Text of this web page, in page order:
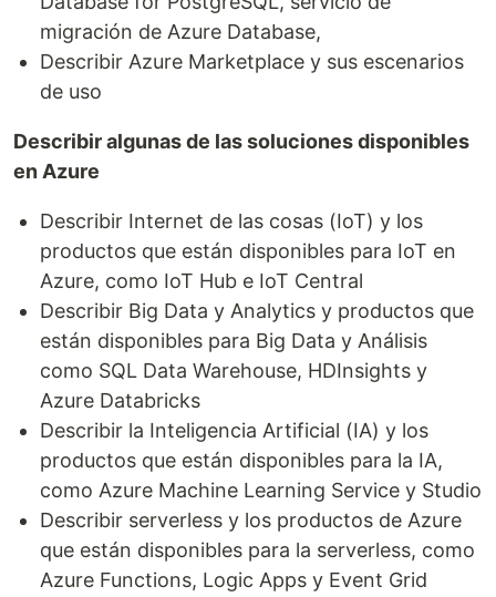
migración de Azure Database,
Describir Azure Marketplace y sus escenarios
de uso
Describir algunas de las soluciones disponibles
en Azure
Describir Internet de las cosas (IoT) y los
productos que están disponibles para IoT en
Azure, como IoT Hub e IoT Central
Describir Big Data y Analytics y productos que
están disponibles para Big Data y Análisis
como SQL Data Warehouse, HDInsights y
Azure Databricks
Describir la Inteligencia Artificial (IA) y los
productos que están disponibles para la IA,
como Azure Machine Learning Service y Studio
Describir serverless y los productos de Azure
que están disponibles para la serverless, como
Azure Functions, Logic Apps y Event Grid